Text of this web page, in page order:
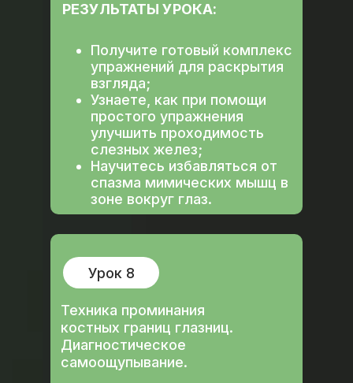
РЕЗУЛЬТАТЫ УРОКА:
Получите готовый комплекс
упражнений для раскрытия
взгляда;
Узнаете, как при помощи
простого упражнения
улучшить проходимость
слезных желез;
Научитесь избавляться от
спазма мимических мышц в
зоне вокруг глаз.
Урок 8
Техника проминания
костных границ глазниц.
Диагностическое
самоощупывание.